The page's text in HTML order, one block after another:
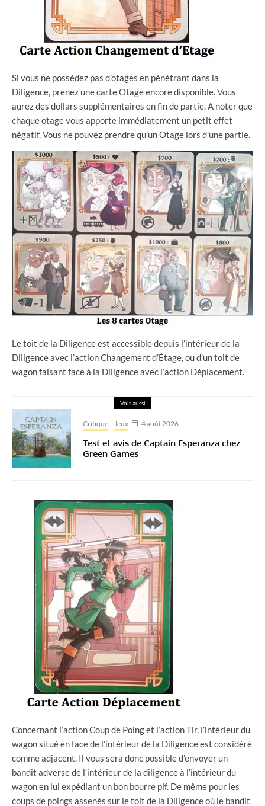
Si vous ne possédez pas d’otages en pénétrant dans la
Diligence, prenez une carte Otage encore disponible. Vous
aurez des dollars supplémentaires en fin de partie. A noter que
chaque otage vous apporte immédiatement un petit effet
négatif. Vous ne pouvez prendre qu’un Otage lors d’une partie.
Le toit de la Diligence est accessible depuis l’intérieur de la
Diligence avec l’action Changement d’Étage, ou d’un toit de
wagon faisant face à la Diligence avec l’action Déplacement.
Voir aussi
Critique Jeux 4 août 2026
Test et avis de Captain Esperanza chez
Green Games
Concernant l’action Coup de Poing et l’action Tir, l’intérieur du
wagon situé en face de l’intérieur de la Diligence est considéré
comme adjacent. Il vous sera donc possible d’envoyer un
bandit adverse de l’intérieur de la diligence à l’intérieur du
wagon en lui expédiant un bon bourre pif. De même pour les
coups de poings assenés sur le toit de la Diligence où le bandit